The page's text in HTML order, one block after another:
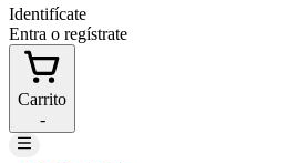
Identifícate
Entra o regístrate
Carrito
-